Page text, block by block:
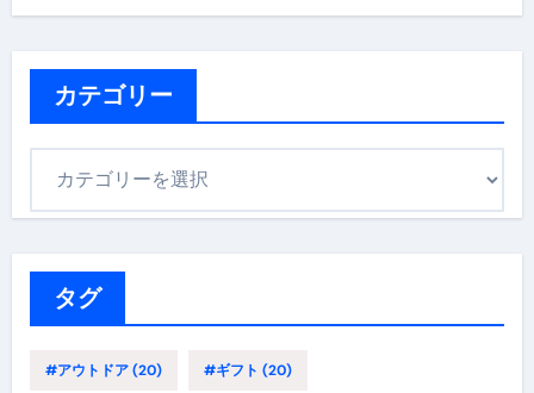
カテゴリー
タグ
#アウトドア(20) #ギフト (20)